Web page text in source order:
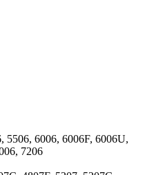
5506, 6006, 6006F, 6006U,
7206